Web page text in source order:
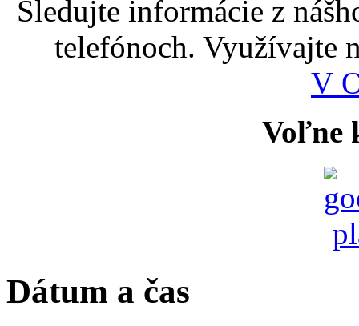
Sledujte informácie z
telefónoch. Využívajte
V
Voľne
Dátum a čas